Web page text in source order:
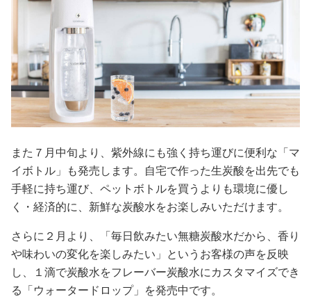
また７月中旬より、紫外線にも強く持ち運びに便利な「マ
イボトル」も発売します。自宅で作った生炭酸を出先でも
手軽に持ち運び、ペットボトルを買うよりも環境に優し
く・経済的に、新鮮な炭酸水をお楽しみいただけます。
さらに２月より、「毎日飲みたい無糖炭酸水だから、香り
や味わいの変化を楽しみたい」というお客様の声を反映
し、１滴で炭酸水をフレーバー炭酸水にカスタマイズでき
る「ウォータードロップ」を発売中です。